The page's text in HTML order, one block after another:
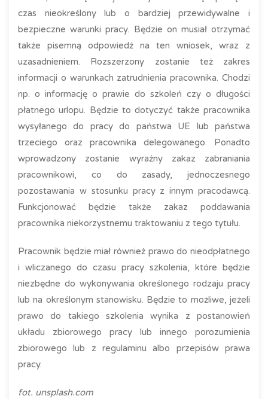
czas nieokreślony lub o bardziej przewidywalne i
bezpieczne warunki pracy. Będzie on musiał otrzymać
także pisemną odpowiedź na ten wniosek, wraz z
uzasadnieniem. Rozszerzony zostanie też zakres
informacji o warunkach zatrudnienia pracownika. Chodzi
np. o informację o prawie do szkoleń czy o długości
płatnego urlopu. Będzie to dotyczyć także pracownika
wysyłanego do pracy do państwa UE lub państwa
trzeciego oraz pracownika delegowanego. Ponadto
wprowadzony zostanie wyraźny zakaz zabraniania
pracownikowi, co do zasady, jednoczesnego
pozostawania w stosunku pracy z innym pracodawcą.
Funkcjonować będzie także zakaz poddawania
pracownika niekorzystnemu traktowaniu z tego tytułu.
Pracownik będzie miał również prawo do nieodpłatnego
i wliczanego do czasu pracy szkolenia, które będzie
niezbędne do wykonywania określonego rodzaju pracy
lub na określonym stanowisku. Będzie to możliwe, jeżeli
prawo do takiego szkolenia wynika z postanowień
układu zbiorowego pracy lub innego porozumienia
zbiorowego lub z regulaminu albo przepisów prawa
pracy.
fot. unsplash.com